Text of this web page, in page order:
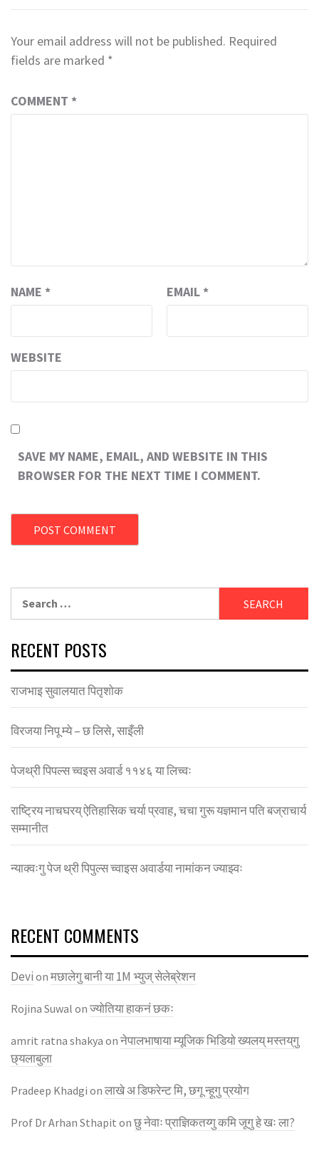
Your email address will not be published. Required
fields are marked *
COMMENT *
NAME * EMAIL *
WEBSITE
SAVE MY NAME, EMAIL, AND WEBSITE IN THIS
BROWSER FOR THE NEXT TIME I COMMENT.
RECENT POSTS
राजभाइ सुवालयात पितृशाेक
विरजया निपू म्ये – छ लिसे, साइँली
पेजथ्री पिपल्स च्वइस अवार्ड ११४६ या लिच्वः
राष्ट्रिय नाचघरय् ऐतिहासिक चर्या प्रवाह, चचा गुरू यज्ञमान पति बज्राचार्य
सम्मानीत
न्याक्वःगु पेज थ्री पिपुल्स च्वाइस अवार्डया नामांकन ज्याझ्वः
RECENT COMMENTS
Devi on मछालेगु बानी या 1M भ्युज् सेलेब्रेशन
Rojina Suwal on ज्याेतिया हाकनं छकः
amrit ratna shakya on नेपालभाषाया म्यूजिक भिडियाे ख्यलय् मस्तय्‌गु
छ्यलाबुला
Pradeep Khadgi on लाखे अ डिफरेन्ट मि, छगू न्हूगु प्रयाेग
Prof Dr Arhan Sthapit on छु नेवाः प्राज्ञिकतय्गु कमि जूगु हे खः ला?